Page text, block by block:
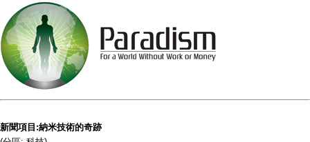
新聞項目:納米技術的奇跡